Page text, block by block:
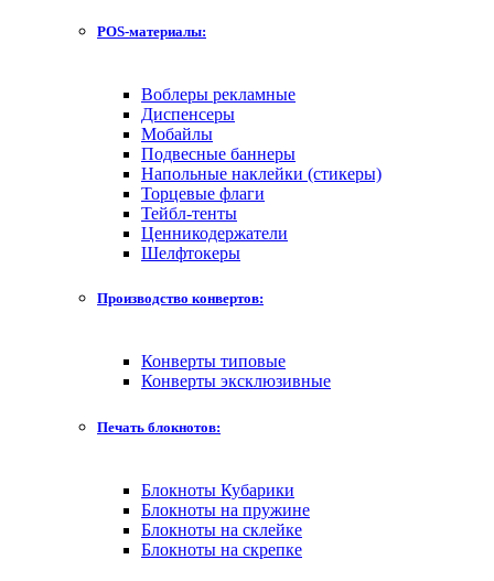
POS-материалы:
Воблеры рекламные
Диспенсеры
Мобайлы
Подвесные баннеры
Напольные наклейки (стикеры)
Торцевые флаги
Тейбл-тенты
Ценникодержатели
Шелфтокеры
Производство конвертов:
Конверты типовые
Конверты эксклюзивные
Печать блокнотов:
Блокноты Кубарики
Блокноты на пружине
Блокноты на склейке
Блокноты на скрепке